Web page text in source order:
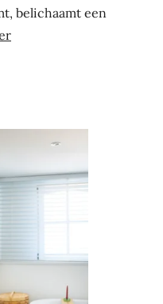
belichaamt een